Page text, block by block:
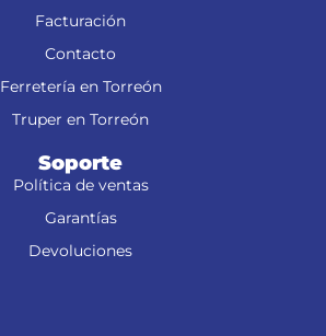
Facturación
Contacto
Ferretería en Torreón
Truper en Torreón
Soporte
Política de ventas
Garantías
Devoluciones